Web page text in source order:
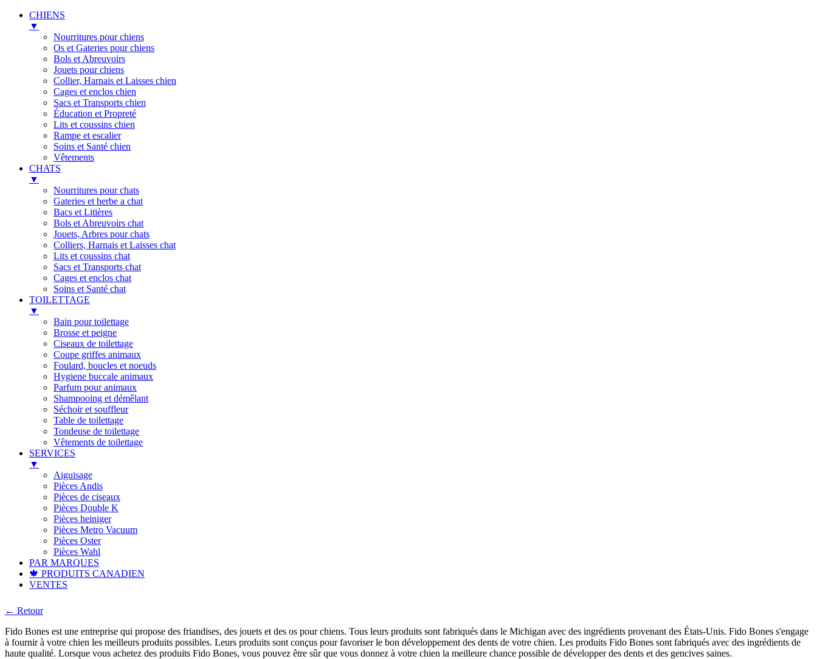
CHIENS
▼
Nourritures pour chiens
Os et Gateries pour chiens
Bols et Abreuvoirs
Jouets pour chiens
Collier, Harnais et Laisses chien
Cages et enclos chien
Sacs et Transports chien
Éducation et Propreté
Lits et coussins chien
Rampe et escalier
Soins et Santé chien
Vêtements
CHATS
▼
Nourritures pour chats
Gateries et herbe a chat
Bacs et Litières
Bols et Abreuvoirs chat
Jouets, Arbres pour chats
Colliers, Harnais et Laisses chat
Lits et coussins chat
Sacs et Transports chat
Cages et enclos chat
Soins et Santé chat
TOILETTAGE
▼
Bain pour toilettage
Brosse et peigne
Ciseaux de toilettage
Coupe griffes animaux
Foulard, boucles et noeuds
Hygiene buccale animaux
Parfum pour animaux
Shampooing et démêlant
Séchoir et souffleur
Table de toilettage
Tondeuse de toilettage
Vêtements de toilettage
SERVICES
▼
Aiguisage
Pièces Andis
Pièces de ciseaux
Pièces Double K
Pièces heiniger
Pièces Metro Vacuum
Pièces Oster
Pièces Wahl
PAR MARQUES
🍁 PRODUITS CANADIEN
VENTES
← Retour
Fido Bones est une entreprise qui propose des friandises, des jouets et des os pour chiens. Tous leurs produits sont fabriqués dans le Michigan avec des ingrédients provenant des États-Unis. Fido Bones s'engage
à fournir à votre chien les meilleurs produits possibles. Leurs produits sont conçus pour favoriser le bon développement des dents de votre chien. Les produits Fido Bones sont fabriqués avec des ingrédients de
haute qualité. Lorsque vous achetez des produits Fido Bones, vous pouvez être sûr que vous donnez à votre chien la meilleure chance possible de développer des dents et des gencives saines.